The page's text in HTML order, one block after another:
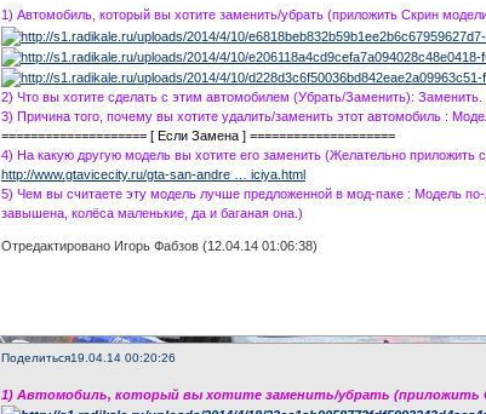
1) Автомобиль, который вы хотите заменить/убрать (приложить Скрин
2) Что вы хотите сделать с этим автомобилем (Убрать/Заменить): Заменить.
3) Причина того, почему вы хотите удалить/заменить этот автомобиль :
==================== [ Если Замена ] ====================
4) На какую другую модель вы хотите его заменить (Желательно приложить
http://www.gtavicecity.ru/gta-san-andre … iciya.html
5) Чем вы считаете эту модель лучше предложенной в мод-паке : Модель
завышена, колёса маленькие, да и баганая она.)
Отредактировано Игорь Фабзов (12.04.14 01:06:38)
Поделиться19.04.14 00:20:26
1) Автомобиль, который вы хотите заменить/убрать (приложить